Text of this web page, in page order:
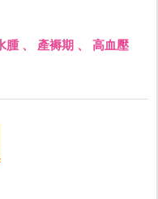
會發生很大的變化，如
泌乳、循環系統與消
期可以分成病理性與
腫、 產褥期 、 高血壓